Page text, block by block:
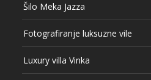
Šilo Meka Jazza
Fotografiranje luksuzne vile
Luxury villa Vinka